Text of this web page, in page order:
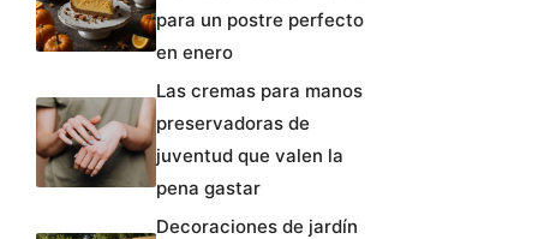
para un postre perfecto
en enero
Las cremas para manos
preservadoras de
juventud que valen la
pena gastar
Decoraciones de jardín